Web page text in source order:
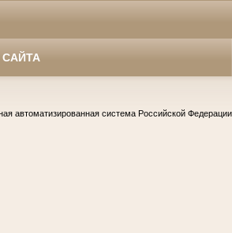
автоматизированная система Российской